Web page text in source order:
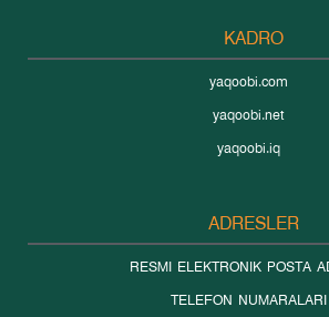
KADRO
yaqoobi.com
yaqoobi.net
yaqoobi.iq
ADRESLER
RESMI ELEKTRONIK POSTA
TELEFON NUMARALARI